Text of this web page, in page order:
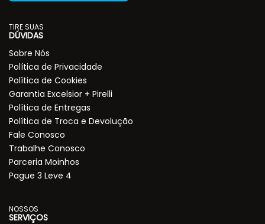
TIRE SUAS
DÚVIDAS
Sobre Nós
Política de Privacidade
Política de Cookies
Garantia Excelsior + Pirelli
Política de Entregas
Política de Troca e Devolução
Fale Conosco
Trabalhe Conosco
Parceria Moinhos
Pague 3 Leve 4
NOSSOS
SERVIÇOS